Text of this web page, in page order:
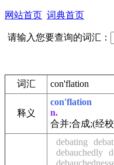
网站首页 词典首页
请输入您要查询的词汇：
词汇 con'flation
释义
con'flation
n.
合并;合成;(经
debating
debauchedly